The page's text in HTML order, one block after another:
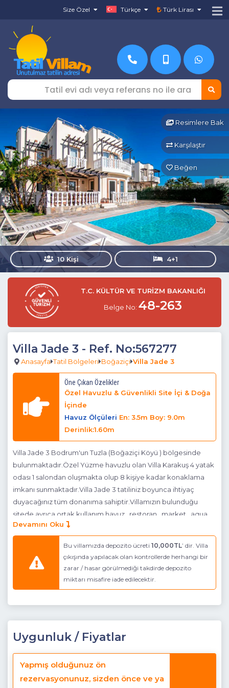
Size Özel Türkçe Türk Lirası
Resimlere Bak
Karşılaştır
Beğen
10 Kişi 4+1
T.C. KÜLTÜR VE TURİZM BAKANLIĞI
Belge No: 48-263
Villa Jade 3 - Ref. No:567277
Anasayfa Tatil Bölgeleri Boğaziçi Villa Jade 3
Öne Çıkan Özelikler
Özel Havuzlu & Güvenlikli Site İçi & Doğa
İçinde
Havuz Ölçüleri En: 3.5m Boy: 9.0m
Derinlik:1.60m
Villa Jade 3 Bodrum'un Tuzla (Boğaziçi Köyü ) bölgesinde
bulunmaktadır.Özel Yüzme havuzlu olan Villa Karakuş 4 yatak
odası 1 salondan oluşmakta olup 8 kişiye kadar konaklama
imkanı sunmaktadır.Villa Jade 3 tatiliniz boyunca ihtiyaç
duyacağınız tüm donanıma sahiptir.Villamızın bulunduğu
sitede ayrıca ortak kullanım havuz , restoran , market , aqua
park gibi donanımlar da mevcuttur. Toplam 108 dönüm arsa
üzerine inşaa edilen büyük ve bakımlı bir sitede yer alan Villa
Jade konum olarak Bodrum Merkez'e 30 km mesafededir.
Bodrum'a her saat kalkan ve sitenin hemen önünden geçen
yürüme mesafesinde ulaşabileceğiniz büyük
huzur ve doğa ile içiçe bir konum arayan tatilciler için ideal
mesafededir. Villa Jade 3 bulunduğu Tuzla bölgesi her yaz,
Devamını Oku
Bu villamızda depozito ücreti 10,000TL’ dir. Villa
çıkışında yapılacak olan kontrollerde herhangi bir
zarar / hasar görülmediği takdirde depozito
miktarı misafire iade edilecektir.
Uygunluk / Fiyatlar
Yapmış olduğunuz ön
rezervasyonunuz, sizden önce ve ya